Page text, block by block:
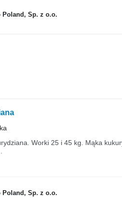
Poland, Sp. z o.o.
Worki 25 i 45 kg. Mąka
Poland, Sp. z o.o.